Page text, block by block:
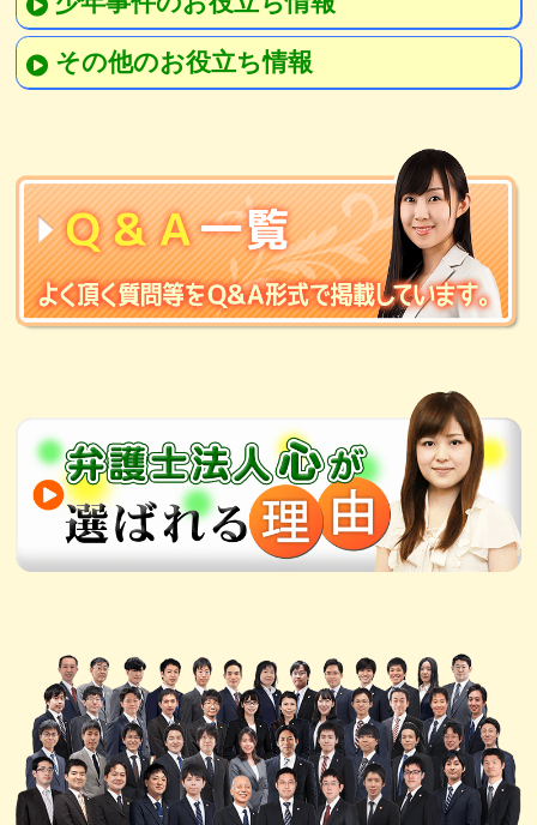
その他のお役立ち情報